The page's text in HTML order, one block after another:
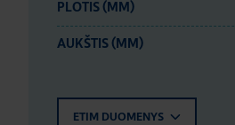
PLOTIS (MM)
AUKŠTIS (MM)
ETIM DUOMENYS